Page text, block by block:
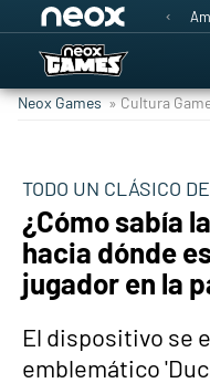
Neox Games » Cultura
TODO UN CLÁSICO
¿Cómo sabía
hacia dónde
jugador en la
El dispositivo se
emblemático